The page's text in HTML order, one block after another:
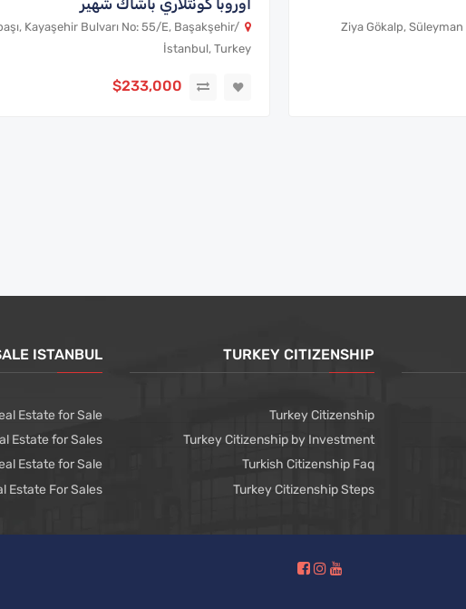
Ziya Gökalp,
اوروبا كونتلاري باشاك شهير
Kayaşehir Bulvarı No: 55/E, Başakşehir/
İstanbul, Turkey
$233,000
TURKEY CITIZENSHIP
Turkey Citizenship
Turkey Citizenship by Investment
Turkish Citizenship Faq
Turkey Citizenship Steps
ISTANBUL
Estate for Sale
Estate for Sales
Estate for Sale
Estate For Sales